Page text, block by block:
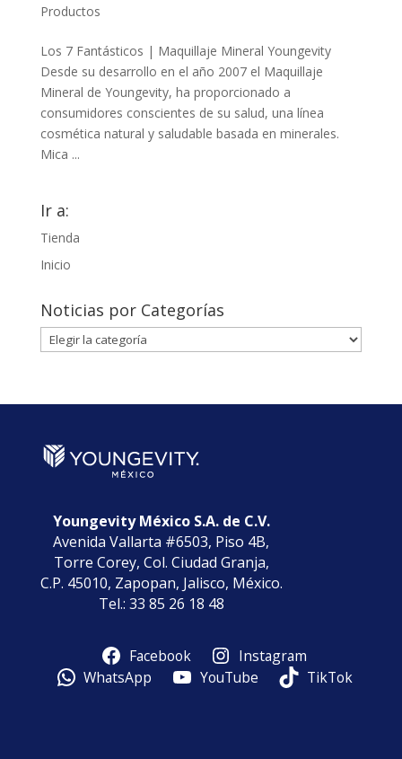
Productos
Los 7 Fantásticos | Maquillaje Mineral Youngevity
Desde su desarrollo en el año 2007 el Maquillaje
Mineral de Youngevity, ha proporcionado a
consumidores conscientes de su salud, una línea
cosmética natural y saludable basada en minerales.
Mica ...
Ir a:
Tienda
Inicio
Noticias por Categorías
Noticias
por
Youngevity México S.A. de C.V.
Avenida Vallarta #6503, Piso 4B,
Torre Corey, Col. Ciudad Granja,
C.P. 45010, Zapopan, Jalisco, México.
Tel.: 33 85 26 18 48
Facebook
Instagram
WhatsApp
YouTube TikTok